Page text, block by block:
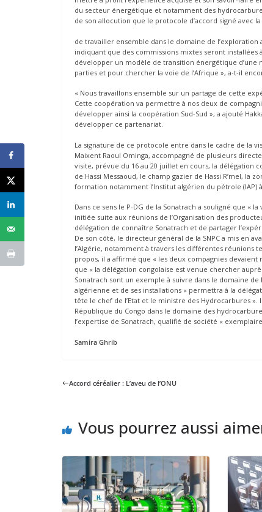
du secteur énergétique et notamment des
de son allocution que le protocole d’accord signé avec
de travailler ensemble dans le domaine de
indiquant que des commissions mixtes seront
développer un modèle de transition énergétique
parties et pour chercher la voie de l’Afrique », a-t-il
« Nous travaillons ensemble sur un partage de cette
Cette coopération va permettre à nos deux de
développer ainsi la coopération Sud-Sud », a ajouté
développer ce partenariat.
La signature de ce protocole entre dans le cadre de la
Maixent Raoul Ominga, accompagné de plusieurs
visite, prévue du 16 au 20 juillet en cours, la délégation
de Hassi Messaoud, le champ gazier de Hassi R’mel, la
formation notamment l’Institut algérien du pétrole (IAP)
Dans ce sens le P-DG de la Sonatrach a souligné que «
initiée suite aux réunions de l’Organisation des
délégation de connaître Sonatrach et de partager
De son côté, le directeur général de la SNPC a mis en
l’Algérie, notamment à travers les différentes réunions
propos, il a affirmé que « les deux compagnies
que « la délégation congolaise est venue chercher
Sonatrach sont un exemple à suivre dans le domaine
algérienne et de ses installations « permettra à la
tête le chef de l’Etat et le ministre des Hydrocarbures
République du Congo dans le domaine des
l’expertise de Sonatrach, qualifié de société «
Samira Ghrib
Accord céréalier : L’aveu de l’ONU
Vous pourrez aussi